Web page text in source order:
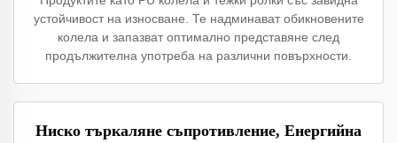
устойчивост на износване. Те надминават обикновените
колела и запазват оптимално представяне след
продължителна употреба на различни повърхности.
Ниско търкаляне съпротивление, Енергийна